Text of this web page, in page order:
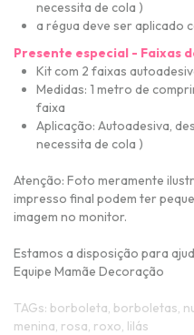
necessita de cola )
a régua deve ser aplicado
Presente especial - Faixas
Kit com 2 faixas a
Medidas: 1 metro de
faixa
Aplicação: Autoadesiva,
necessita de cola )
Atenção: Foto meramente
impresso final podem ter
imagem no monitor.
Estamos a disposição para
Equipe Mamãe Decoração
TAGs: borboleta, borboletas,
menina, rosa, roxo, lilás